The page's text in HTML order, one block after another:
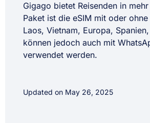
Gigago bietet Reisenden in
Paket ist die eSIM mit oder
Laos, Vietnam, Europa,
können jedoch auch mit
verwendet werden.
Updated on May 26, 2025